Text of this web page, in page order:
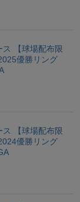
【球場配布限
優勝リング
【球場配布限
優勝リング